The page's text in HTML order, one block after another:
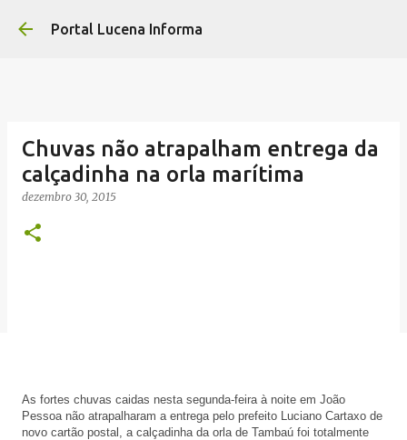
Portal Lucena Informa
Chuvas não atrapalham entrega da
calçadinha na orla marítima
dezembro 30, 2015
As fortes chuvas caidas nesta segunda-feira à noite em João
Pessoa não atrapalharam a entrega pelo prefeito Luciano Cartaxo de
novo cartão postal, a calçadinha da orla de Tambaú foi totalmente